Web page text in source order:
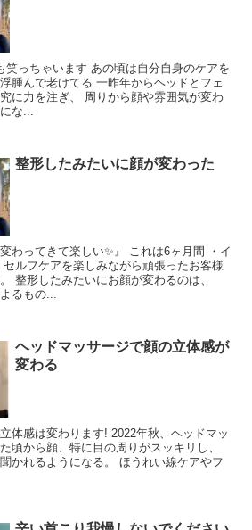
笑っちゃいます あの頃は自分自身のケアを
腫んで老けてる 一昨年からヘッドとフェ
に力を注ぎ、 周りから顔や雰囲気が変わ
な...
整形したみたいに顔が変わった
わってきて楽しい✨』 これは6ヶ月間 ・イ
ルフケアを楽しみながら頑張ったお客様
整形したみたいにお顔が変わるのは、
るもの...
ヘッドマッサージで顔の立体感が
変わる
体感は変わります! 2022年秋、ヘッドマッ
頃から顔、特に目の周りがスッキリし、
かれるようになる。 ほうれい線ケアやフ